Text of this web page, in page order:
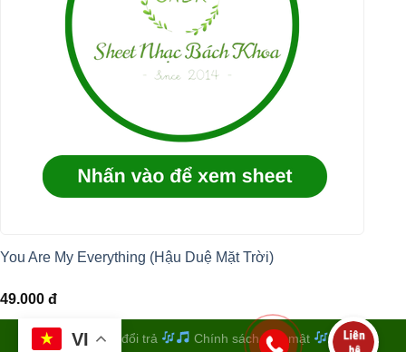
You Are My Everything (Hậu Duệ Mặt Trời)
49.000 đ
Quy định đổi trả Chính sách bảo mật
Điều
VI